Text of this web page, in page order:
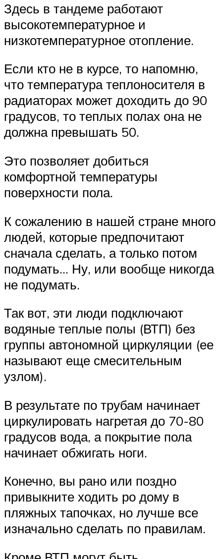
Здесь в тандеме работают
высокотемпературное и
низкотемпературное отопление.
Если кто не в курсе, то напомню,
что температура теплоносителя в
радиаторах может доходить до 90
градусов, то теплых полах она не
должна превышать 50.
Это позволяет добиться
комфортной температуры
поверхности пола.
К сожалению в нашей стране много
людей, которые предпочитают
сначала сделать, а только потом
подумать… Ну, или вообще никогда
не подумать.
Так вот, эти люди подключают
водяные теплые полы (ВТП) без
группы автономной циркуляции (ее
называют еще смесительным
узлом).
В результате по трубам начинает
циркулировать нагретая до 70-80
градусов вода, а покрытие пола
начинает обжигать ноги.
Конечно, вы рано или поздно
привыкните ходить ро дому в
пляжных тапочках, но лучше все
изначально сделать по правилам.